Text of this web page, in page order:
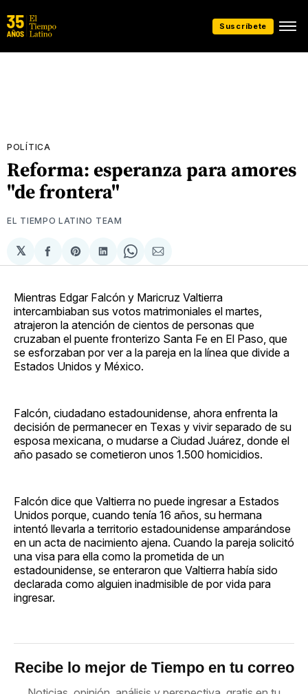
Suscríbete
POLÍTICA
Reforma: esperanza para amores
"de frontera"
EL TIEMPO LATINO TEAM
𝕏
Compartir
en
Share
on
Compartir
en
Share
on
Compartir
via
Mientras Edgar Falcón y Maricruz Valtierra
intercambiaban sus votos matrimoniales el martes,
atrajeron la atención de cientos de personas que
cruzaban el puente fronterizo Santa Fe en El Paso, que
se esforzaban por ver a la pareja en la línea que divide a
Estados Unidos y México.
Falcón, ciudadano estadounidense, ahora enfrenta la
decisión de permanecer en Texas y vivir separado de su
esposa mexicana, o mudarse a Ciudad Juárez, donde el
año pasado se cometieron unos 1.500 homicidios.
Falcón dice que Valtierra no puede ingresar a Estados
Unidos porque, cuando tenía 16 años, su hermana
intentó llevarla a territorio estadounidense amparándose
en un acta de nacimiento ajena. Cuando la pareja solicitó
una visa para ella como la prometida de un
estadounidense, se enteraron que Valtierra había sido
declarada como alguien inadmisible de por vida para
ingresar.
Recibe lo mejor de Tiempo en tu correo